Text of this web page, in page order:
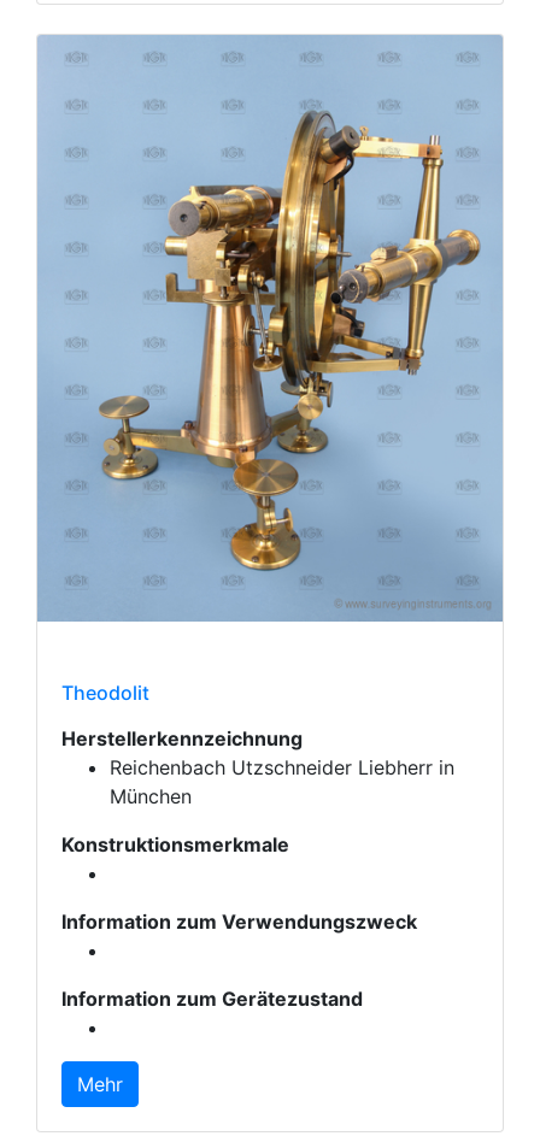
Theodolit
Herstellerkennzeichnung
Reichenbach Utzschneider Liebherr in
München
Konstruktionsmerkmale
Information zum Verwendungszweck
Information zum Gerätezustand
Mehr